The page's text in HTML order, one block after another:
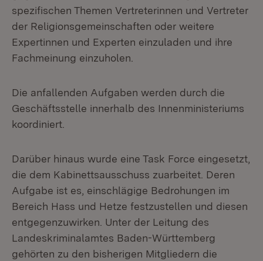
spezifischen Themen Vertreterinnen und Vertreter
der Religionsgemeinschaften oder weitere
Expertinnen und Experten einzuladen und ihre
Fachmeinung einzuholen.
Die anfallenden Aufgaben werden durch die
Geschäftsstelle innerhalb des Innenministeriums
koordiniert.
Darüber hinaus wurde eine Task Force eingesetzt,
die dem Kabinettsausschuss zuarbeitet. Deren
Aufgabe ist es, einschlägige Bedrohungen im
Bereich Hass und Hetze festzustellen und diesen
entgegenzuwirken. Unter der Leitung des
Landeskriminalamtes Baden-Württemberg
gehörten zu den bisherigen Mitgliedern die